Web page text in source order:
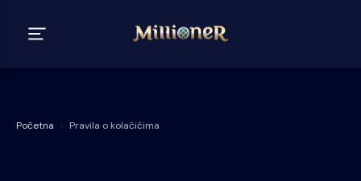
Početna › Pravila o kolačićima